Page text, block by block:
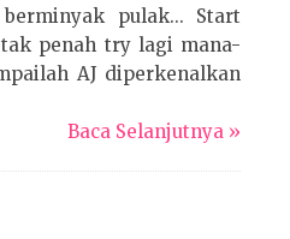
pulak... Start
penah try lagi mana-
AJ diperkenalkan
Baca Selanjutnya »